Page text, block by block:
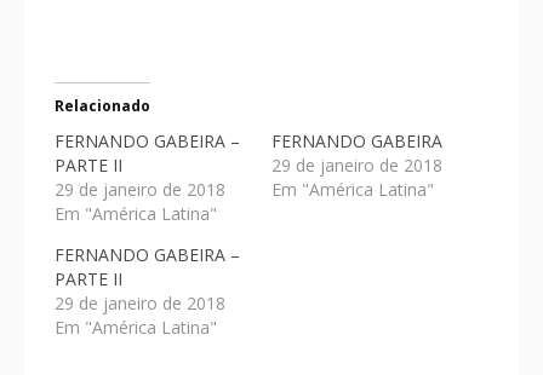
Relacionado
FERNANDO GABEIRA –
PARTE II
29 de janeiro de 2018
Em "América Latina"
FERNANDO GABEIRA
29 de janeiro de 2018
Em "América Latina"
FERNANDO GABEIRA –
PARTE II
29 de janeiro de 2018
Em "América Latina"